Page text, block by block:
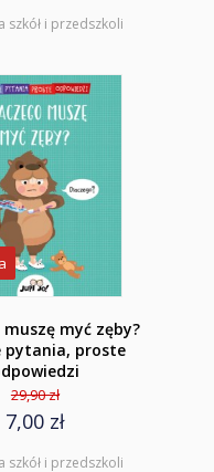
szkół i przedszkoli
muszę myć zęby?
pytania, proste
29,90 zł
7,00 zł
szkół i przedszkoli